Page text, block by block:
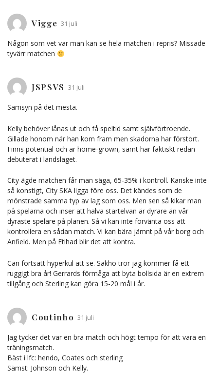
Vigge 31 juli
Någon som vet var man kan se hela matchen i repris? Missade
tyvärr matchen
JSPSVS 31 juli
Samsyn på det mesta.
Kelly behöver lånas ut och få speltid samt självförtroende.
Gillade honom när han kom fram men skadorna har förstört.
Finns potential och är home-grown, samt har faktiskt redan
debuterat i landslaget.
City ägde matchen får man säga, 65-35% i kontroll. Kanske inte
så konstigt, City SKA ligga före oss. Det kändes som de
mönstrade samma typ av lag som oss. Men sen så kikar man
på spelarna och inser att halva startelvan är dyrare än vår
dyraste spelare på planen. Så vi kan inte förvänta oss att
kontrollera en sådan match. Vi kan bära jämnt på vår borg och
Anfield. Men på Etihad blir det att kontra.
Can fortsatt hyperkul att se. Sakho tror jag kommer få ett
ruggigt bra år! Gerrards förmåga att byta bollsida är en extrem
tillgång och Sterling kan göra 15-20 mål i år.
Coutinho 31 juli
Jag tycker det var en bra match och högt tempo för att vara en
träningsmatch.
Bäst i lfc: hendo, Coates och sterling
Sämst: Johnson och Kelly.